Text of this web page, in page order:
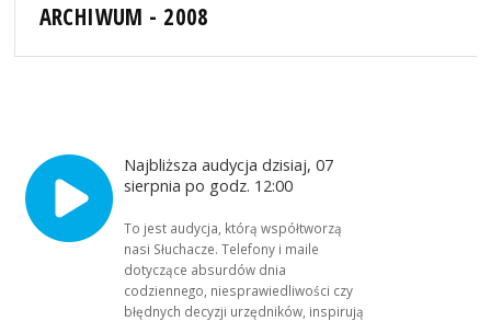
ARCHIWUM - 2008
Najbliższa audycja dzisiaj, 07
sierpnia po godz. 12:00
To jest audycja, którą współtworzą
nasi Słuchacze. Telefony i maile
dotyczące absurdów dnia
codziennego, niesprawiedliwości czy
błędnych decyzji urzędników, inspirują